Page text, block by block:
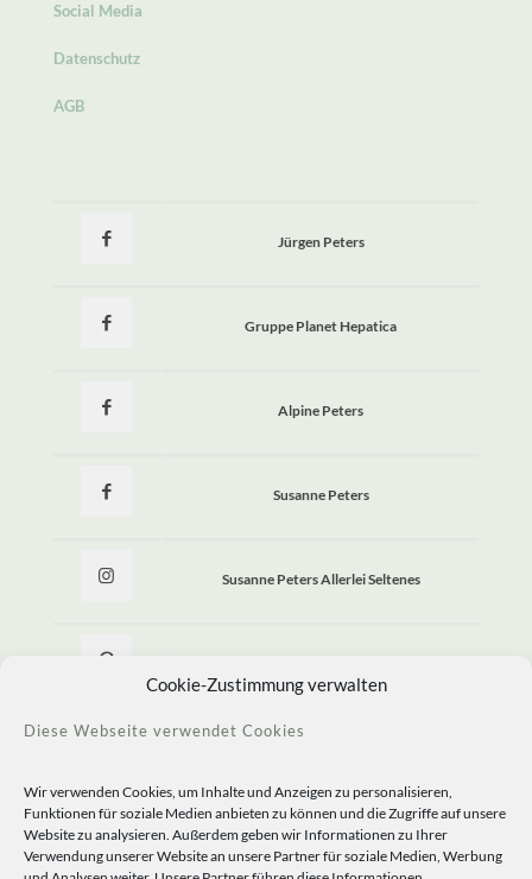
Cookie-Zustimmung verwalten
Diese Webseite verwendet Cookies
Wir verwenden Cookies, um Inhalte und Anzeigen zu personalisieren,
Funktionen für soziale Medien anbieten zu können und die Zugriffe auf unsere
Website zu analysieren. Außerdem geben wir Informationen zu Ihrer
Verwendung unserer Website an unsere Partner für soziale Medien, Werbung
Social Media
Datenschutz
AGB
Jürgen Peters
Gruppe Planet Hepatica
Alpine Peters
Susanne Peters
Susanne Peters Allerlei Seltenes